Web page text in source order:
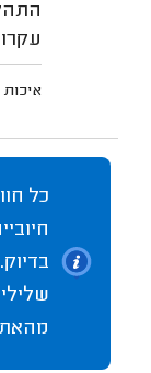
איכות
כל